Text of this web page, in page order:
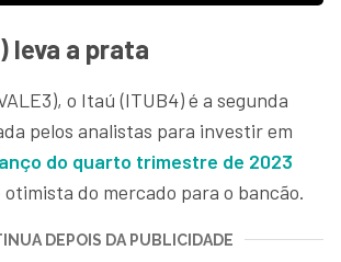
leva a prata
o Itaú (ITUB4) é a segunda
pelos analistas para investir em
do quarto trimestre de 2023
do mercado para o bancão.
DEPOIS DA PUBLICIDADE